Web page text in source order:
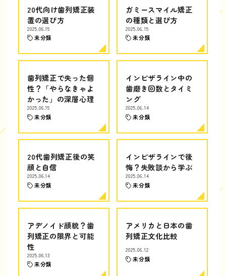
20代向け歯列矯正装
置の選び方
2025.06.15
未分類
ガミースマイル矯正
の種類と選び方
2025.06.15
未分類
歯列矯正で失った個
性？「やらなきゃよ
かった」の深層心理
2025.06.15
未分類
インビザライン中の
歯磨き回数とタイミ
ング
2025.06.14
未分類
20代歯列矯正後の笑
顔と自信
2025.06.14
未分類
インビザラインで後
悔？失敗談から学ぶ
2025.06.14
未分類
アデノイド顔貌？歯
列矯正の限界と可能
性
2025.06.13
未分類
アメリカと日本の歯
列矯正文化比較
2025.06.12
未分類